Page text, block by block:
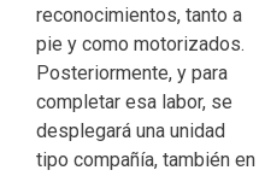
reconocimientos, tanto a
pie y como motorizados.
Posteriormente, y para
completar esa labor, se
desplegará una unidad
tipo compañía, también en